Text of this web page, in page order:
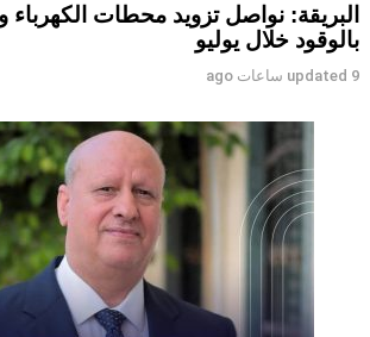
البريقة: نواصل تزويد محطات الكهرباء
بالوقود خلال يوليو
updated 9 ساعات ago